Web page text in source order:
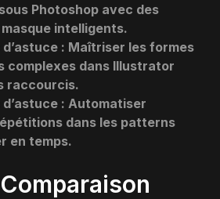
Photoshop avec des
intelligents.
d’astuce : Maîtriser les formes
complexes dans Illustrator
raccourcis.
d’astuce : Automatiser
dans les patterns
en temps.